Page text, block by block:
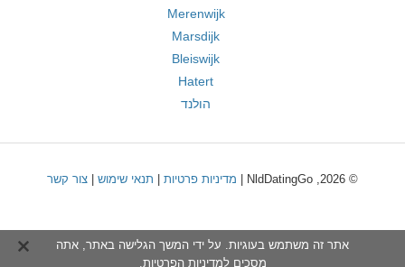
Merenwijk
Marsdijk
Bleiswijk
Hatert
הולנד
© 2026, NldDatingGo | מדיניות פרטיות תנאי שימוש צור קשר
אתר זה משתמש בעוגיות. על ידי המשך הגלישה באתר, אתה
מסכים למדיניות הפרטיות.